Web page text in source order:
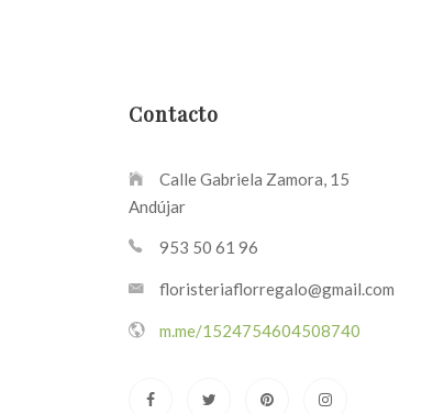
Contacto
Calle Gabriela Zamora, 15
Andújar
953 50 61 96
floristeriaflorregalo@gmail.com
m.me/1524754604508740